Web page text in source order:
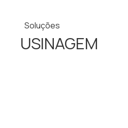
Soluções
USINAGEM